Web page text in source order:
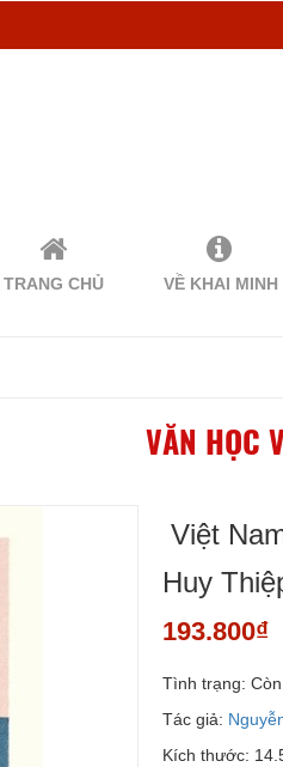
TRANG CHỦ VỀ KHAI MINH
VĂN HỌC
Việt
Huy
193.800₫
Tình trạng:
Tác giả:
Kích thước: